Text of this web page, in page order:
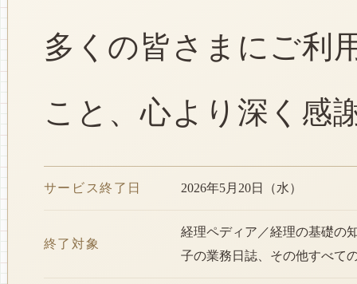
多くの皆さまにご利
こと、心より深く感
サービス終了日 2026年5月20日（水）
終了対象
経理ペディア／経理の基礎の
子の業務日誌、その他すべて